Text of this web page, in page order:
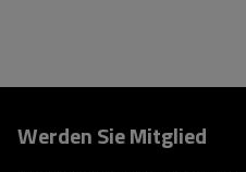
Werden Sie Mitglied